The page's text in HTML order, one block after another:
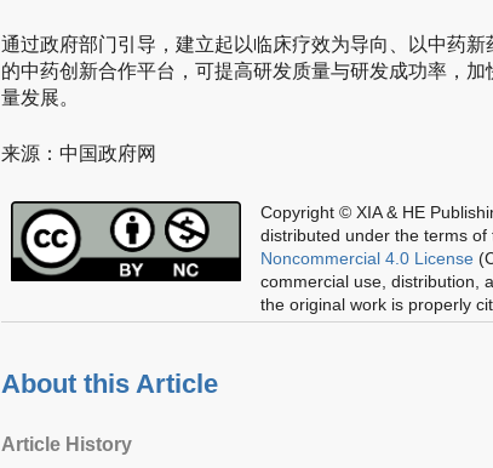
通过政府部门引导，建立起以临床疗效为导向、以中药
的中药创新合作平台，可提高研发质量与研发成功率，
量发展。
来源：中国政府网
Copyright © XIA & HE
distributed under the terms of
Noncommercial 4.0 License
commercial use, distribution,
the original work is properly
About this Article
Article History